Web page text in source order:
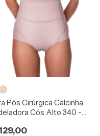
Pós Cirúrgica Calcinha
Cós Alto 340 -